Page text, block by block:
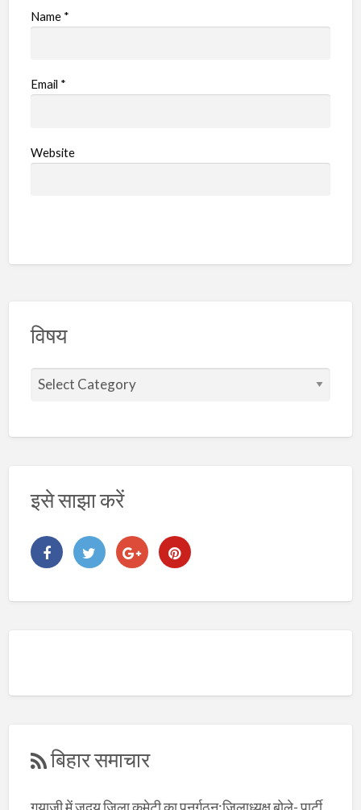
Name *
Email *
Website
विषय
इसे साझा करें
बिहार समाचार